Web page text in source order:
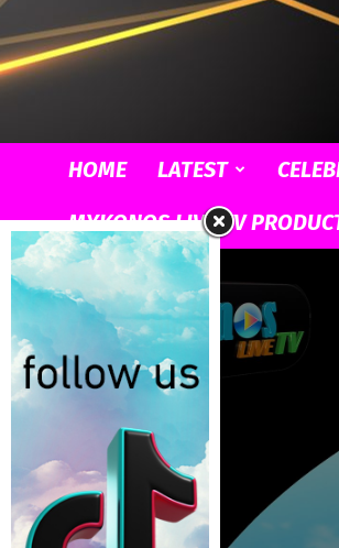
HOME LATEST
MYKONOS LIVE TV